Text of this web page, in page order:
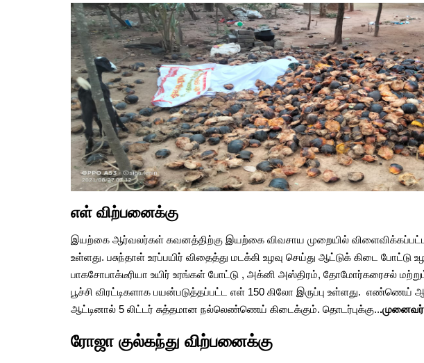
எள் விற்பனைக்கு
இயற்கை ஆர்வலர்கள் கவனத்திற்கு இயற்கை விவசாய முறையில் விளைவிக்கப்பட்ட
உள்ளது. பசுந்தாள் உரப்பயிர் விதைத்து மடக்கி உழவு செய்து ஆட்டுக் கிடை
பாகசோபாக்டீரியா உயிர் உரங்கள் போட்டு , அக்னி அஸ்திரம், தோமோர்கரைசல்
பூச்சி விரட்டிகளாக பயன்படுத்தப்பட்ட எள் 150 கிலோ இருப்பு உள்ளது. எண்ணெய்
ஆட்டினால் 5 லிட்டர் சுத்தமான நல்லெண்ணெய் கிடைக்கும். தொடர்புக்கு...முனைவர்
ரோஜா குல்கந்து விற்பனைக்கு
Aug, 15, 2021